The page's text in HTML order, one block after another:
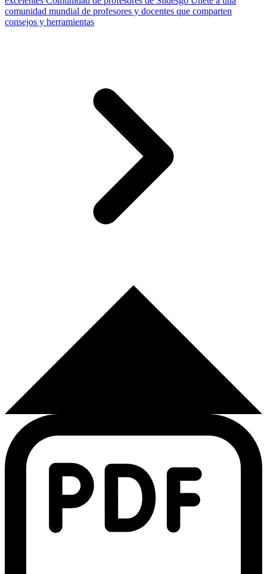
comunidad mundial de profesores y docentes que comparten
consejos y herramientas